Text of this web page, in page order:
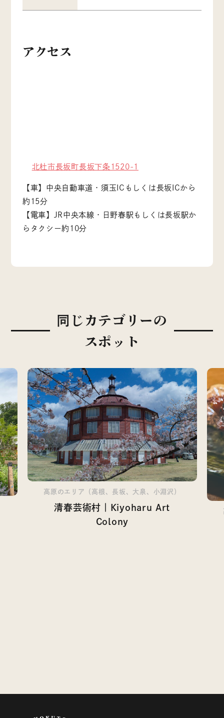
アクセス
北杜市長坂町長坂下条1520-1
【車】中央自動車道・須玉ICもしくは長坂ICから
約15分
【電車】JR中央本線・日野春駅もしくは長坂駅か
らタクシー約10分
同じカテゴリーの
スポット
高原のエリア（高根、長坂、大泉、小淵沢）
清春芸術村｜Kiyoharu Art
Colony